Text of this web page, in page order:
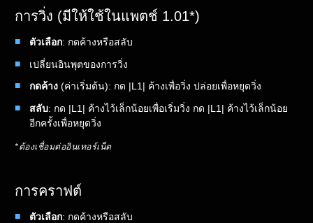
การวิ่ง (มีให้ใช้ในแพตช์ 1.01*)
ตัวเลือก: กดค้างหรือสลับ
เปลี่ยนอินพุตของการวิ่ง
กดค้าง (ค่าเริ่มต้น): กด |L1| ค้างเพื่อวิ่ง ปล่อยเพื่อหยุดวิ่ง
สลับ: กด |L1| ค้างไว้เล็กน้อยเพื่อเริ่มวิ่ง กด |L1| ค้างไว้เล็กน้อย
อีกครั้งเพื่อหยุดวิ่ง
*ต้องเชื่อมต่ออินเทอร์เน็ต
การคราฟต์
ตัวเลือก: กดค้างหรือสลับ